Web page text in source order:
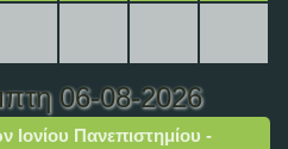
06-08-2026
Ιονίου Πανεπιστημίου -